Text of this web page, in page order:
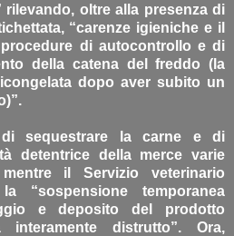
rilevando, oltre alla presenza di
“carenze igieniche e il
di autocontrollo e di
della catena del freddo (la
dopo aver subito un
sequestrare la carne e di
detentrice della merce varie
il Servizio veterinario
“sospensione temporanea
e deposito del prodotto
distrutto”. Ora,